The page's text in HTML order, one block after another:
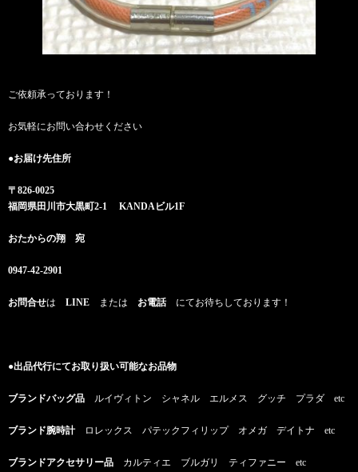
ご依頼承っております！
お気軽にお問い合わせください
●お届け先住所
〒826-0025
福岡県田川市大黒町2-1 KANDAビル1F
おたからの翔 宛
0947-42-2901
お問合せは LINE または お電話にてお待ちしております！
●出品代行にてお取り扱い可能なお品物
ブランドバッグ品 ルイヴィトン シャネル エルメス グッチ プラダ etc
ブランド腕時計ロレックス パテックフィリップ オメガ デイトナ etc
ブランドアクセサリー品 カルティエ ブルガリ ティファニー etc